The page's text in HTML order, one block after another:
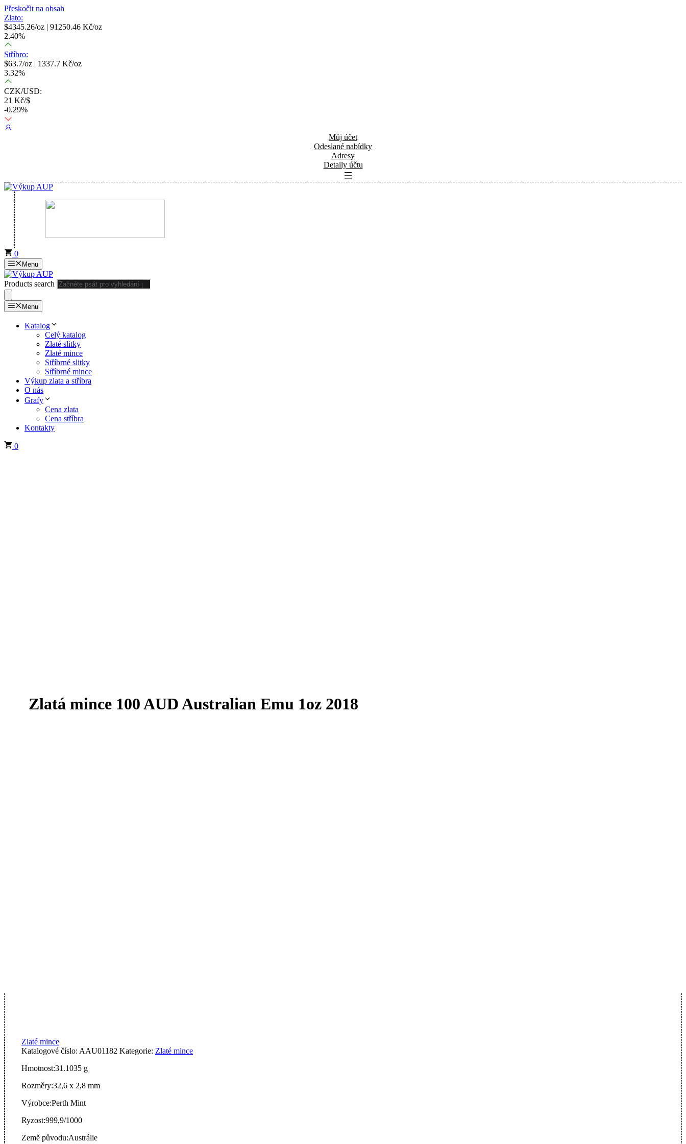
Přeskočit na obsah
Zlato:
$4345.26/oz | 91250.46 Kč/oz
2.40%
Stříbro:
$63.7/oz | 1337.7 Kč/oz
3.32%
CZK/USD:
21 Kč/$
-0.29%
Můj účet
Odeslané nabídky
Adresy
Detaily účtu
0
Menu
Products search
Menu
Katalog
Celý katalog
Zlaté slitky
Zlaté mince
Stříbrné slitky
Stříbrné mince
Výkup zlata a stříbra
O nás
Grafy
Cena zlata
Cena stříbra
Kontakty
0
Zlatá mince 100 AUD Australian Emu 1oz 2018
Zlaté mince
Katalogové číslo: AAU01182 Kategorie: Zlaté mince
Hmotnost:31.1035 g
Rozměry:32,6 x 2,8 mm
Výrobce:Perth Mint
Ryzost:999,9/1000
Země původu:Austrálie